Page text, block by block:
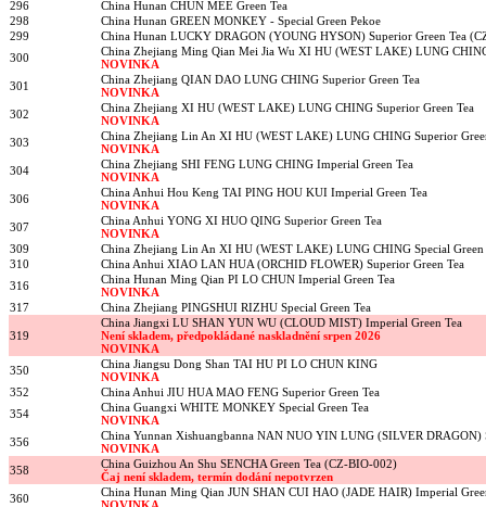
296
China Hunan CHUN MEE Green Tea
298
China Hunan GREEN MONKEY - Special Green Pekoe
299
China Hunan LUCKY DRAGON (YOUNG HYSON) Superior Green Tea
300
China Zhejiang Ming Qian Mei Jia Wu XI HU (WEST LAKE) LUNG
NOVINKA
301
China Zhejiang QIAN DAO LUNG CHING Superior Green Tea
NOVINKA
302
China Zhejiang XI HU (WEST LAKE) LUNG CHING Superior Green Tea
NOVINKA
303
China Zhejiang Lin An XI HU (WEST LAKE) LUNG CHING Superior
NOVINKA
304
China Zhejiang SHI FENG LUNG CHING Imperial Green Tea
NOVINKA
306
China Anhui Hou Keng TAI PING HOU KUI Imperial Green Tea
NOVINKA
307
China Anhui YONG XI HUO QING Superior Green Tea
NOVINKA
309
China Zhejiang Lin An XI HU (WEST LAKE) LUNG CHING Special Green
310
China Anhui XIAO LAN HUA (ORCHID FLOWER) Superior Green Tea
316
China Hunan Ming Qian PI LO CHUN Imperial Green Tea
NOVINKA
317
China Zhejiang PINGSHUI RIZHU Special Green Tea
319
China Jiangxi LU SHAN YUN WU (CLOUD MIST) Imperial Green Tea
Není skladem, předpokládané naskladnění srpen 2026
NOVINKA
350
China Jiangsu Dong Shan TAI HU PI LO CHUN KING
NOVINKA
352
China Anhui JIU HUA MAO FENG Superior Green Tea
354
China Guangxi WHITE MONKEY Special Green Tea
NOVINKA
356
China Yunnan Xishuangbanna NAN NUO YIN LUNG (SILVER DRAGON)
NOVINKA
358
China Guizhou An Shu SENCHA Green Tea (CZ-BIO-002)
Čaj není skladem, termín dodání nepotvrzen
360
China Hunan Ming Qian JUN SHAN CUI HAO (JADE HAIR) Imperial